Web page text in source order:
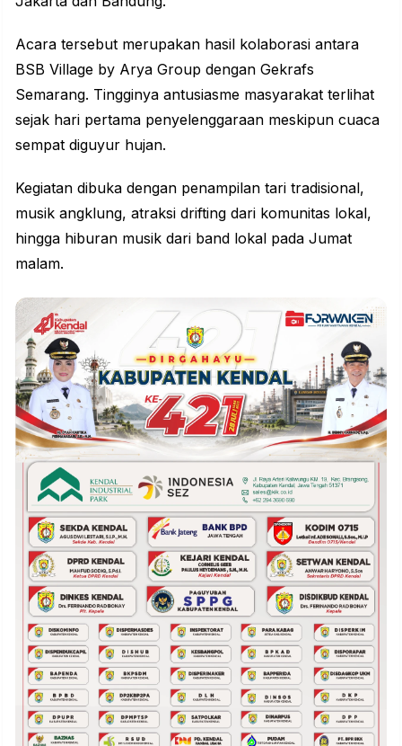
Acara tersebut merupakan hasil kolaborasi antara
BSB Village by Arya Group dengan Gekrafs
Semarang. Tingginya antusiasme masyarakat terlihat
sejak hari pertama penyelenggaraan meskipun cuaca
sempat diguyur hujan.
Kegiatan dibuka dengan penampilan tari tradisional,
musik angklung, atraksi drifting dari komunitas lokal,
hingga hiburan musik dari band lokal pada Jumat
malam.